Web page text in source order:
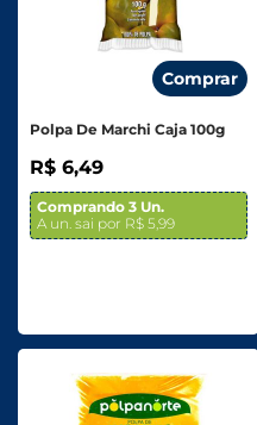
Comprar
Polpa De Marchi Caja 100g
R$ 6,49
Comprando 3 Un.
A un. sai por R$ 5,99